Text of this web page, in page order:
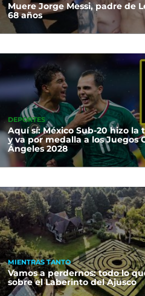
Muere Jorge Messi, padre de
68 años
DEPORTES
Aquí sí: México Sub-20 hizo la
y va por medalla a los Juegos
Ángeles 2028
MIENTRAS TANTO
Vamos a perdernos: todo lo
sobre el Laberinto del Ajusco